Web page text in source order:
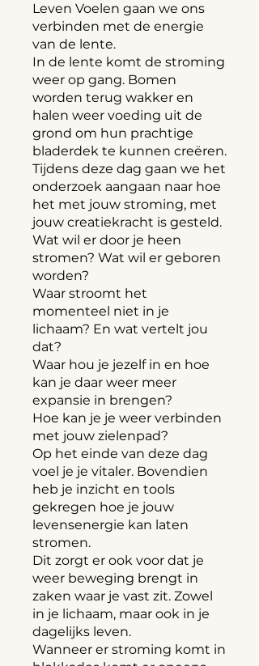
Leven Voelen gaan we ons
verbinden met de energie
van de lente.
In de lente komt de stroming
weer op gang. Bomen
worden terug wakker en
halen weer voeding uit de
grond om hun prachtige
bladerdek te kunnen creëren.
Tijdens deze dag gaan we het
onderzoek aangaan naar hoe
het met jouw stroming, met
jouw creatiekracht is gesteld.
Wat wil er door je heen
stromen? Wat wil er geboren
worden?
Waar stroomt het
momenteel niet in je
lichaam? En wat vertelt jou
dat?
Waar hou je jezelf in en hoe
kan je daar weer meer
expansie in brengen?
Hoe kan je je weer verbinden
met jouw zielenpad?
Op het einde van deze dag
voel je je vitaler. Bovendien
heb je inzicht en tools
gekregen hoe je jouw
levensenergie kan laten
stromen.
Dit zorgt er ook voor dat je
weer beweging brengt in
zaken waar je vast zit. Zowel
in je lichaam, maar ook in je
dagelijks leven.
Wanneer er stroming komt in